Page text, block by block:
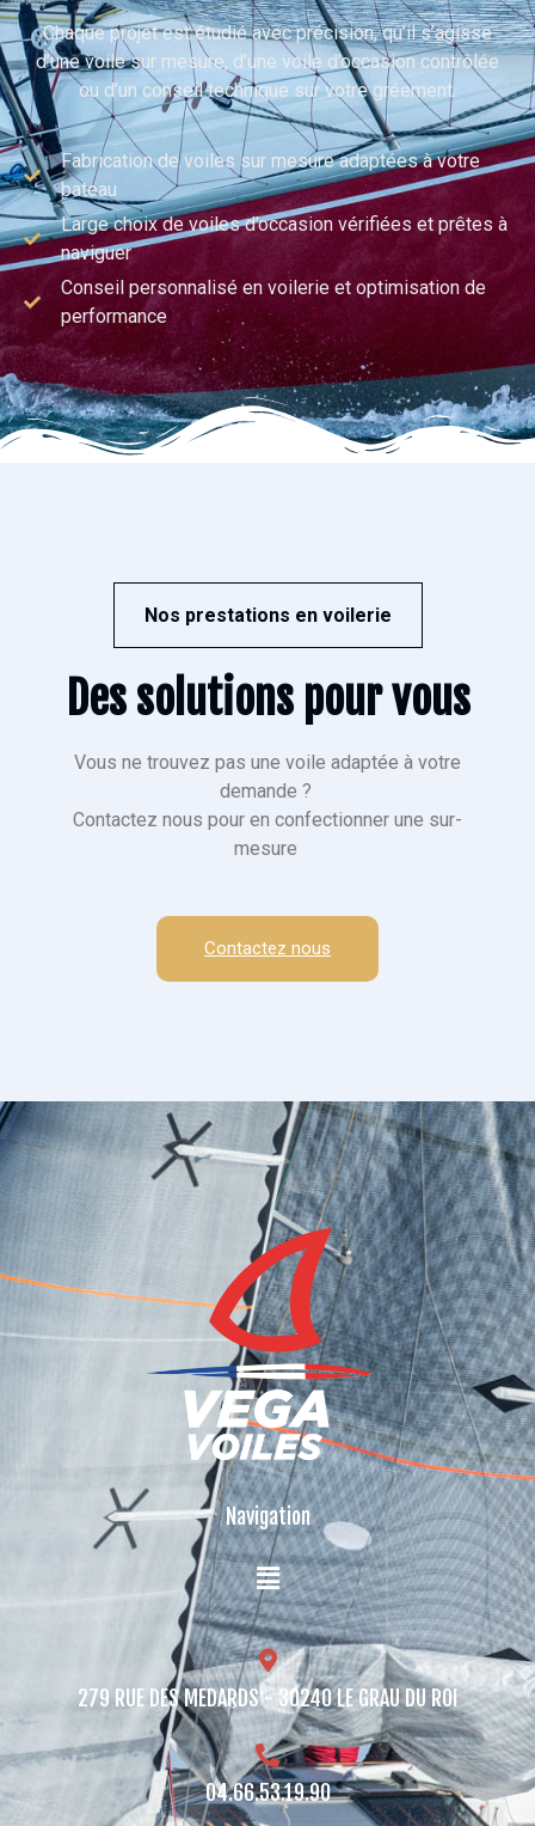
Chaque projet est étudié avec précision, qu’il s’agisse
d’une voile sur mesure, d’une voile d’occasion contrôlée
ou d’un conseil technique sur votre gréement.
Fabrication de voiles sur mesure adaptées à votre
bateau
Large choix de voiles d’occasion vérifiées et prêtes à
naviguer
Conseil personnalisé en voilerie et optimisation de
performance
Nos prestations en voilerie
Des solutions pour vous
Vous ne trouvez pas une voile adaptée à votre
demande ?
Contactez nous pour en confectionner une sur-
mesure
Contactez nous
Navigation
279 RUE DES MEDARDS - 30240 LE GRAU DU ROI​
04.66.53.19.90